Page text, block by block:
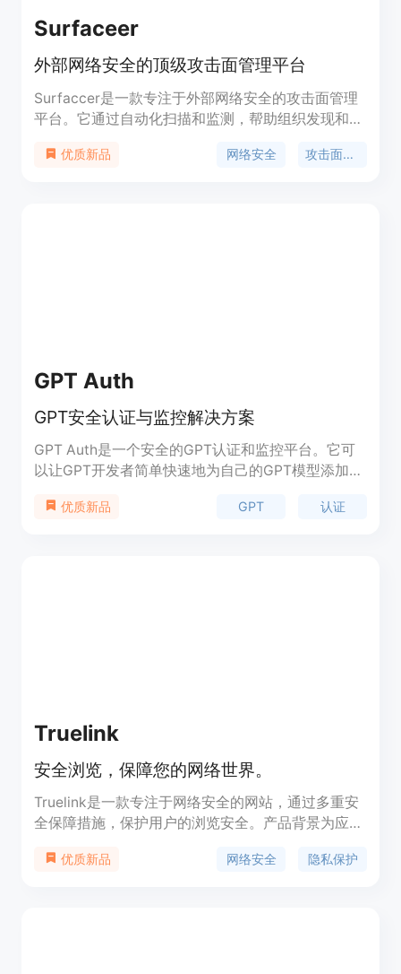
Surfaceer
外部网络安全的顶级攻击面管理平台
Surfaccer是一款专注于外部网络安全的攻击面管理
平台。它通过自动化扫描和监测，帮助组织发现和管
估，有效保护组织的网络和数据安全。Surfaccer具
优质新品 网络安全 攻击面管理
GPT Auth
GPT安全认证与监控解决方案
GPT Auth是一个安全的GPT认证和监控平台。它可
以让GPT开发者简单快速地为自己的GPT模型添加用
法访问。该平台提供简单易用的无代码解决方案,使
优质新品 GPT 认证
Truelink
安全浏览，保障您的网络世界。
Truelink是一款专注于网络安全的网站，通过多重安
全保障措施，保护用户的浏览安全。产品背景为应对
广大网民提供安全的网络浏览体验。
优质新品 网络安全 隐私保护